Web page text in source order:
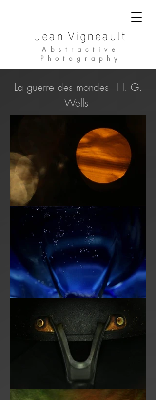
Jean Vigneault
Abstractive
Photography
La guerre des mondes - H. G.
Wells